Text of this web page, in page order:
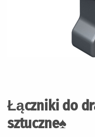
Łączniki do
sztuczne♠
galerii